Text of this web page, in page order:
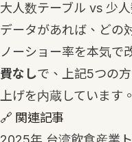
大人数テーブル vs 少
データがあれば、どの
ノーショー率を本気で
費なしで、上記5つの
上げを内蔵しています。
🔗 関連記事